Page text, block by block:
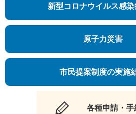
新型コロナウイルス感
原子力災害
市民提案制度の実施
各種申請・手